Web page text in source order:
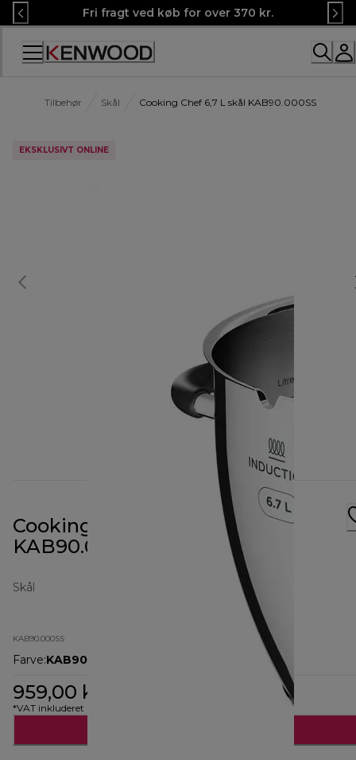
Skip
to
Content
Fri fragt ved køb for over 370 kr.
Tilbehør Skål Cooking Chef 6,7 L skål KAB90.000SS
EKSKLUSIVT ONLINE
Cooking Chef 6,7 L skål
KAB90.000SS
Skål
KAB90.000SS
Farve:KAB90.000SS
959,00 kr.
*VAT inkluderet